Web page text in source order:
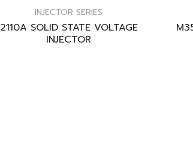
INJECTOR SERIES
2110A SOLID STATE VOLTAGE
INJECTOR